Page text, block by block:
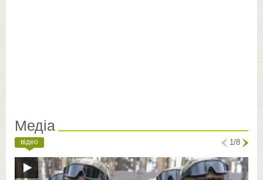
Медіа
відео 1/8